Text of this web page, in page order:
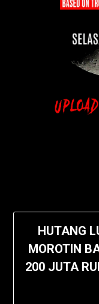
HUTANG
MOROTIN
200 JUTA